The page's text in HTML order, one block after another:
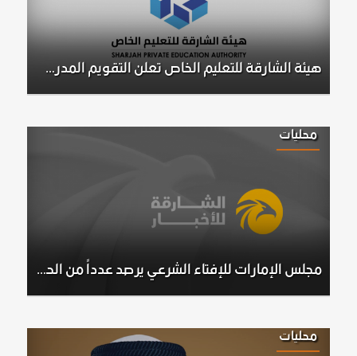
هيئة الشارقة للتعليم الخاص تعلن التقويم المدرسي بدءًا من العام الأكاديمي 2026-2027
مجلس الإمارات للإفتاء الشرعي يرصد عدداً من الحسابات الإلكترونية المخالفة لنظام ترخيص وتصريح الفتاوى الخاصة
محليات
محليات